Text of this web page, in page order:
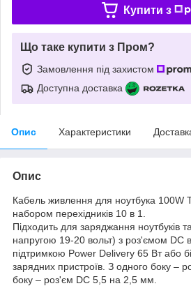
Купити з
Що таке купити з Пром?
Замовлення під захистом
Доступна доставка
Опис Характеристики
Опис
Кабель живлення для ноутбука 100W
набором перехідників 10 в 1.
Підходить для заряджання ноутбуків
напругою 19-20 вольт) з роз'ємом DC
підтримкою Power Delivery 65 Вт або
зарядних пристроїв. З одного боку –
боку – роз'єм DC 5,5 на 2,5 мм.